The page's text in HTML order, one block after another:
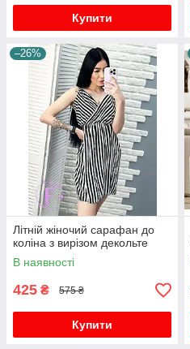
Купити
–26%
Літній жіночий сарафан до
коліна з вирізом декольте
В наявності
425 ₴ 575 ₴
Купити